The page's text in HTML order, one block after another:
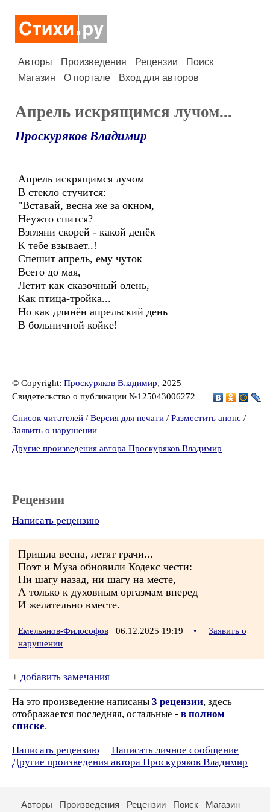
Авторы Произведения Рецензии
Поиск
Магазин
О портале Вход для авторов
Апрель искрящимся лучом...
Проскуряков Владимир
Апрель искрящимся лучом
В стекло стучится:
"Вставай, весна же за окном,
Неужто спится?
Взгляни скорей - какой денёк
К тебе взывает..!
Спешит апрель, ему чуток
Всего до мая,
Летит как сказочный олень,
Как птица-тройка...
Но как длинён апрельский день
В больничной койке!
© Copyright: Проскуряков Владимир, 2025
Свидетельство о публикации №125043006272
Список читателей / Версия для печати / Разместить анонс /
Заявить о нарушении
Другие произведения автора Проскуряков Владимир
Рецензии
Написать рецензию
Пришла весна, летят грачи...
Поэт и Муза обновили Кодекс чести:
Ни шагу назад, ни шагу на месте,
А только к духовным оргазмам вперед
И желательно вместе.
Емельянов-Философов 06.12.2025 19:19 •
Заявить о
нарушении
+ добавить замечания
На это произведение написаны 3 рецензии, здесь
отображается последняя, остальные - в полном
списке.
Написать рецензию
Написать личное сообщение
Другие произведения автора Проскуряков Владимир
Авторы Произведения Рецензии Поиск
Магазин